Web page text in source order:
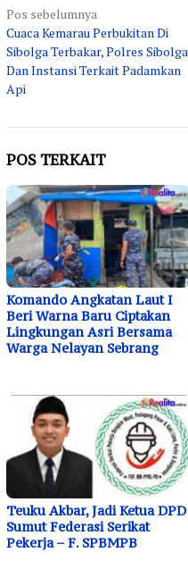
Navigasi
pos
Pos sebelumnya
Cuaca Kemarau Perbukitan Di
Sibolga Terbakar, Polres Sibolga
Dan Instansi Terkait Padamkan
Api
POS TERKAIT
Komando Angkatan Laut I
Beri Warna Baru Ciptakan
Lingkungan Asri Bersama
Warga Nelayan Sebrang
Teuku Akbar, Jadi Ketua DPD
Sumut Federasi Serikat
Pekerja – F. SPBMPB